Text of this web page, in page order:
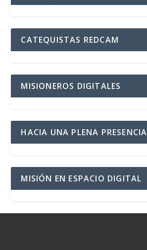
CATEQUISTAS REDCAM
MISIONEROS DIGITALES
HACIA UNA PLENA PRESENCIA
MISIÓN EN ESPACIO DIGITAL